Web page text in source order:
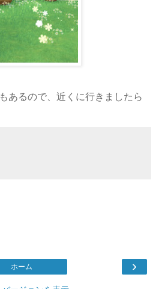
あるので、近くに行きましたら
›
ホーム